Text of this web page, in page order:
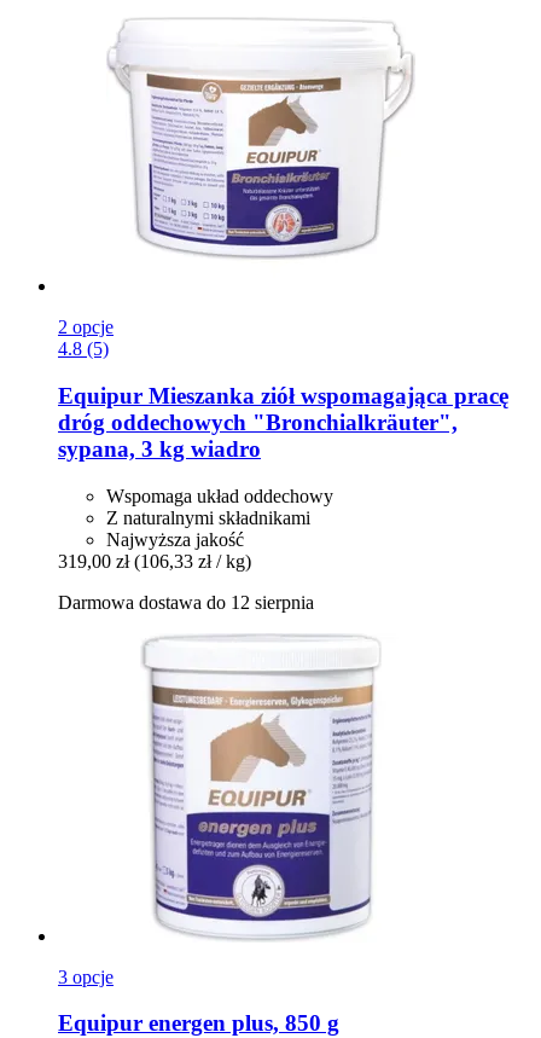
2 opcje
4.8 (5)
Equipur Mieszanka ziół wspomagająca pracę
dróg oddechowych "Bronchialkräuter",
sypana, 3 kg wiadro
Wspomaga układ oddechowy
Z naturalnymi składnikami
Najwyższa jakość
319,00 zł (106,33 zł / kg)
Darmowa dostawa do 12 sierpnia
3 opcje
Equipur energen plus, 850 g